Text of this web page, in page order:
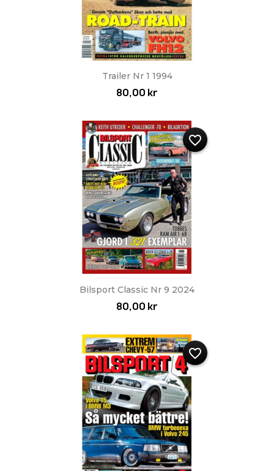
Trailer Nr 1 1994
80,00 kr
Bilsport Classic Nr 9 2024
80,00 kr
favorite_border
favorite_border